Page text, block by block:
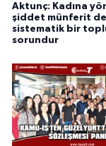
Aktunç: Kadına
şiddet münferit
sistematik bir
sorundur